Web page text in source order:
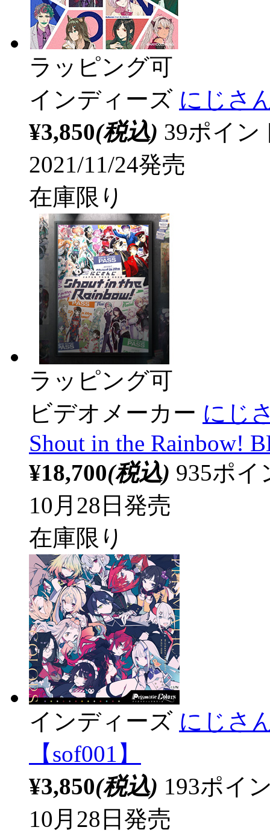
ラッピング可
インディーズ にじさ
¥3,850(税込) 39ポイ
2021/11/24発売
在庫限り
ラッピング可
ビデオメーカー にじ
Shout in the Rainbow!
¥18,700(税込) 935ポ
10月28日発売
在庫限り
インディーズ にじさ
【sof001】
¥3,850(税込) 193ポイ
10月28日発売